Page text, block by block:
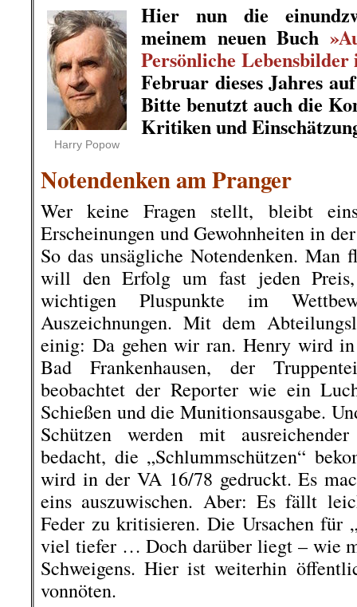
Harry Popow
Hier nun die
meinem neuen Buch
Persönliche
Februar dieses Jahres
Bitte benutzt auch die
Kritiken und
Notendenken am Pranger
Wer keine Fragen stellt, bleibt
Erscheinungen und Gewohnheiten in
So das unsägliche Notendenken. Man
will den Erfolg um fast jeden
wichtigen Pluspunkte im
Auszeichnungen. Mit dem
einig: Da gehen wir ran. Henry wird
Bad Frankenhausen, der
beobachtet der Reporter wie ein
Schießen und die Munitionsausgabe.
Schützen werden mit
bedacht, die „Schlummschützen“
wird in der VA 16/78 gedruckt. Es
eins auszuwischen. Aber: Es fällt
Feder zu kritisieren. Die Ursachen für
viel tiefer … Doch darüber liegt – wie
Schweigens. Hier ist weiterhin
vonnöten.